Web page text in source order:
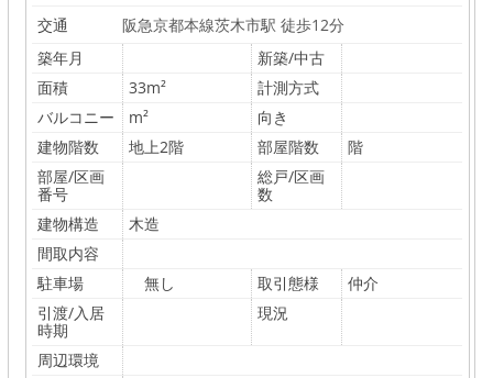
交通
阪急京都本線茨木市駅 徒歩12分
築年月
新築/中古
面積
33m²
計測方式
バルコニー
m²
向き
建物階数
地上2階 部屋階数
階
部屋/区画
番号
総戸/区画
数
建物構造
木造
間取内容
駐車場
無し 取引態様
仲介
引渡/入居
時期
現況
周辺環境